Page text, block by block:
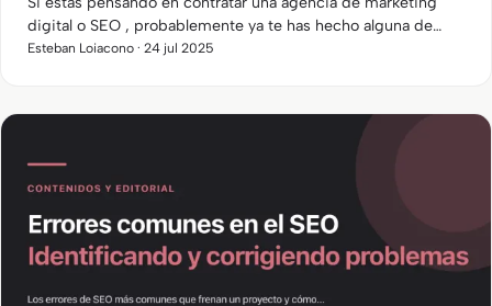
digital o SEO , probablemente ya te has hecho alguna de
estas preguntas:
Esteban Loiacono · 24 jul 2025